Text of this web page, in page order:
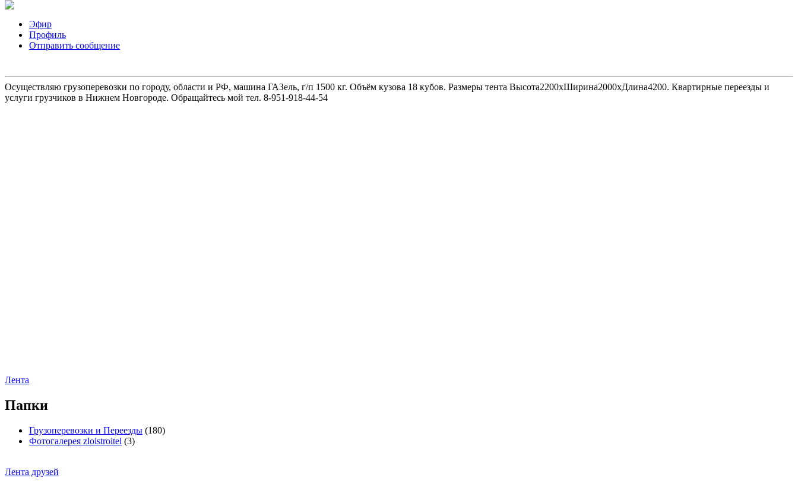
Эфир
Профиль
Отправить сообщение
Осуществляю грузоперевозки по городу, области и РФ, машина ГАЗель, г/п 1500 кг. Объём кузова 18 кубов. Размеры тента Высота2200хШирина2000хДлина4200. Квартирные переезды и
услуги грузчиков в Нижнем Новгороде. Обращайтесь мой тел. 8-951-918-44-54
Лента
Папки
Грузоперевозки и Переезды (180)
Фотогалерея zloistroitel (3)
Лента друзей